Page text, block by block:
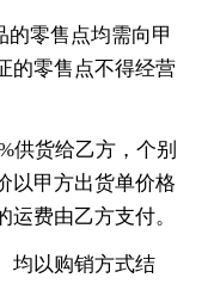
的零售点均需向甲
的零售点不得经营
供货给乙方，个别
以甲方出货单价格
费由乙方支付。
均以购销方式结